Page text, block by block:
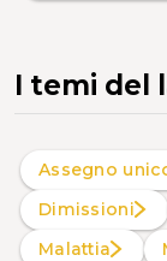
I temi del
Assegno
Dimissioni
Malattia